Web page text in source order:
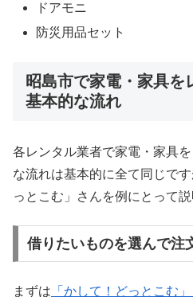
ドアモニ
防災用品セット
昭島市で家電・家具を
基本的な流れ
各レンタル業者で家電・家具
な流れは基本的に全て同じで
っとこむ」さんを例にとって説
借りたいものを選んで注
まずは 「かして！どっとこむ